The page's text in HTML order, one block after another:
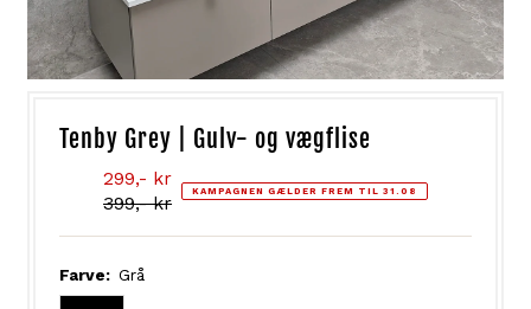
Tenby Grey | Gulv- og vægflise
Tilbudsprisen
299,- kr
Normal
399,- kr
KAMPAGNEN GÆLDER FREM TIL 31.08
Farve: Grå